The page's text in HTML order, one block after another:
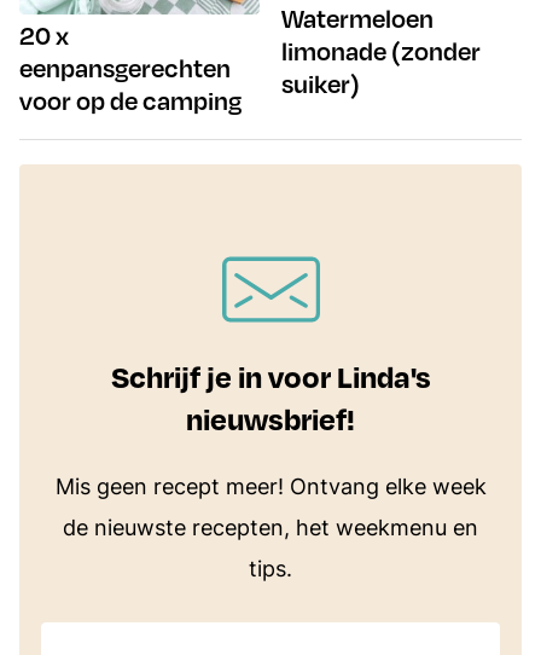
20 x
eenpansgerechten
voor op de camping
Watermeloen
limonade (zonder
suiker)
Schrijf je in voor Linda's
nieuwsbrief!
Mis geen recept meer! Ontvang elke week
de nieuwste recepten, het weekmenu en
tips.